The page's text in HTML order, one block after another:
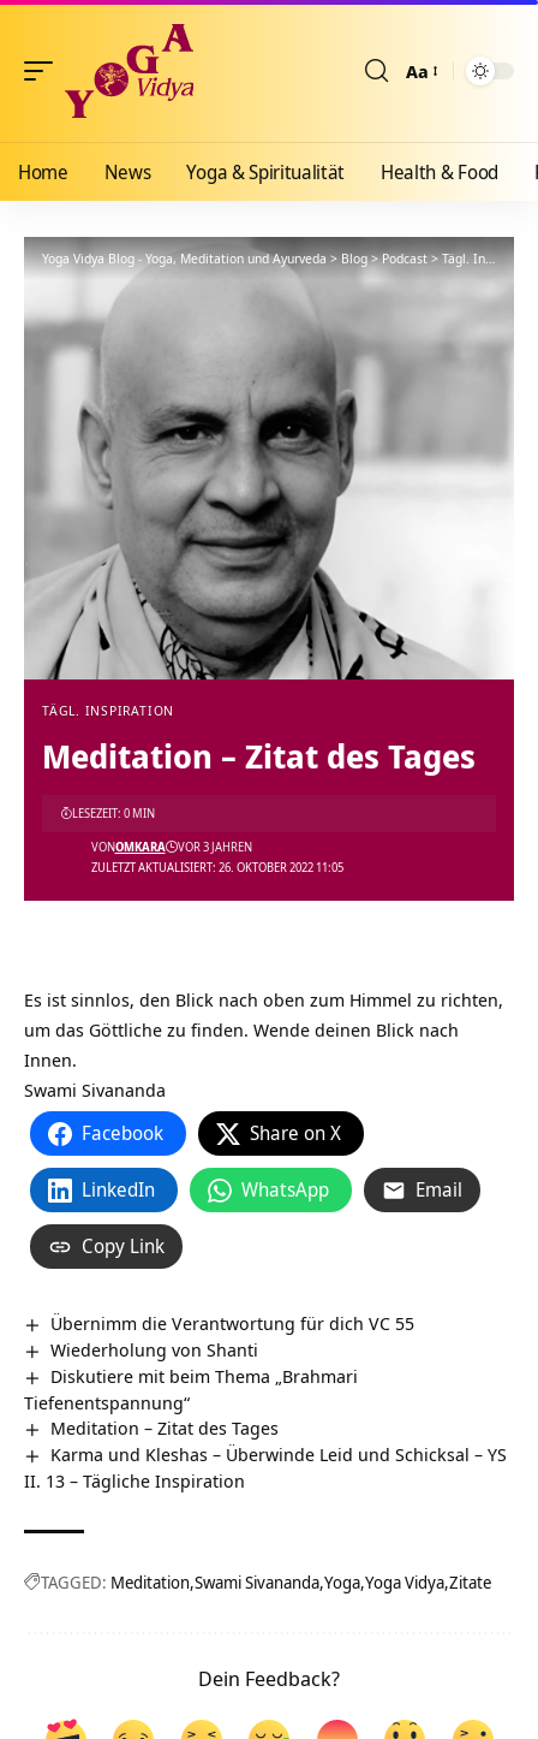
Aa
Home News Yoga & Spiritualität Health & Food
Yoga Vidya Blog - Yoga, Meditation und Ayurveda>Blog>Podcast>Tägl. Inspiration
TÄGL. INSPIRATION
Meditation – Zitat des Tages
ZULETZT AKTUALISIERT: 26. OKTOBER 2022 11:05
VONOMKARA VOR 3 JAHREN
LESEZEIT: 0 MIN
Es ist sinnlos, den Blick nach oben zum Himmel zu richten,
um das Göttliche zu finden. Wende deinen Blick nach
Innen.
Swami Sivananda
Facebook Share on X
LinkedIn WhatsApp Email
Copy Link
Übernimm die Verantwortung für dich VC 55
Wiederholung von Shanti
Diskutiere mit beim Thema „Brahmari
Tiefenentspannung“
Meditation – Zitat des Tages
Karma und Kleshas – Überwinde Leid und Schicksal – YS
II. 13 – Tägliche Inspiration
TAGGED: Meditation Swami Sivananda Yoga Yoga Vidya Zitate
Dein Feedback?